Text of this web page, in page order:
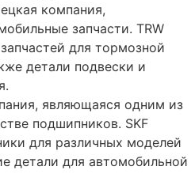
компания,
запчасти. TRW
для тормозной
детали подвески и
являющаяся одним из
подшипников. SKF
для различных моделей
детали для автомобильной